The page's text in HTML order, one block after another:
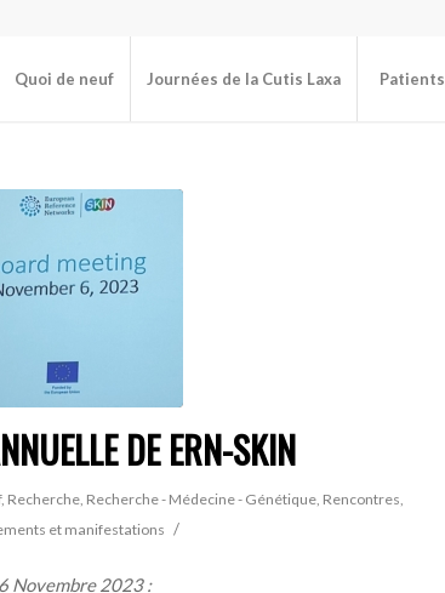
Quoi de neuf Journées de la Cutis Laxa Patients
DE ERN-SKIN
, Recherche, Recherche - Médecine - Génétique, Rencontres,
et manifestations /
6 Novembre 2023 :